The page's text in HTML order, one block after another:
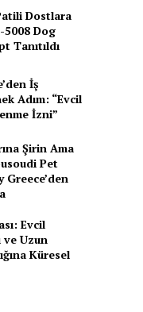
Dostlara
5008 Dog
Tanıtıldı
İş
Adım: “Evcil
İzni”
Şirin Ama
Pet
Greece’den
Evcil
ve Uzun
Küresel